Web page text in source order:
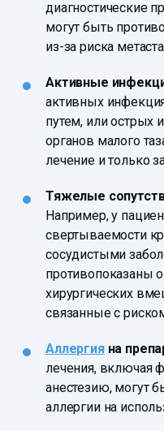
диагностические
могут быть
из-за риска
Активные
активных
путем, или острых
органов малого
лечение и только
Тяжелые
Например, у
свертываемости
сосудистыми
противопоказаны
хирургических
связанные с
Аллергияна
лечения, включая
анестезию, могут
аллергии на